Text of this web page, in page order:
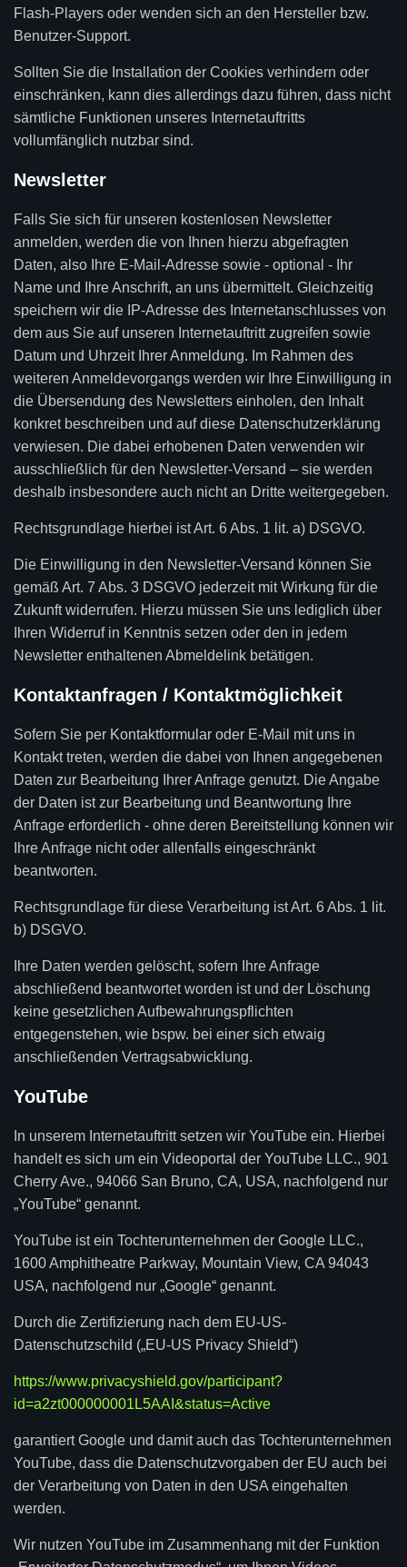
Flash-Players oder wenden sich an den Hersteller bzw.
Benutzer-Support.
Sollten Sie die Installation der Cookies verhindern oder
einschränken, kann dies allerdings dazu führen, dass nicht
sämtliche Funktionen unseres Internetauftritts
vollumfänglich nutzbar sind.
Newsletter
Falls Sie sich für unseren kostenlosen Newsletter
anmelden, werden die von Ihnen hierzu abgefragten
Daten, also Ihre E-Mail-Adresse sowie - optional - Ihr
Name und Ihre Anschrift, an uns übermittelt. Gleichzeitig
speichern wir die IP-Adresse des Internetanschlusses von
dem aus Sie auf unseren Internetauftritt zugreifen sowie
Datum und Uhrzeit Ihrer Anmeldung. Im Rahmen des
weiteren Anmeldevorgangs werden wir Ihre Einwilligung in
die Übersendung des Newsletters einholen, den Inhalt
konkret beschreiben und auf diese Datenschutzerklärung
verwiesen. Die dabei erhobenen Daten verwenden wir
ausschließlich für den Newsletter-Versand – sie werden
deshalb insbesondere auch nicht an Dritte weitergegeben.
Rechtsgrundlage hierbei ist Art. 6 Abs. 1 lit. a) DSGVO.
Die Einwilligung in den Newsletter-Versand können Sie
gemäß Art. 7 Abs. 3 DSGVO jederzeit mit Wirkung für die
Zukunft widerrufen. Hierzu müssen Sie uns lediglich über
Ihren Widerruf in Kenntnis setzen oder den in jedem
Newsletter enthaltenen Abmeldelink betätigen.
Kontaktanfragen / Kontaktmöglichkeit
Sofern Sie per Kontaktformular oder E-Mail mit uns in
Kontakt treten, werden die dabei von Ihnen angegebenen
Daten zur Bearbeitung Ihrer Anfrage genutzt. Die Angabe
der Daten ist zur Bearbeitung und Beantwortung Ihre
Anfrage erforderlich - ohne deren Bereitstellung können wir
Ihre Anfrage nicht oder allenfalls eingeschränkt
beantworten.
Rechtsgrundlage für diese Verarbeitung ist Art. 6 Abs. 1 lit.
b) DSGVO.
Ihre Daten werden gelöscht, sofern Ihre Anfrage
abschließend beantwortet worden ist und der Löschung
keine gesetzlichen Aufbewahrungspflichten
entgegenstehen, wie bspw. bei einer sich etwaig
anschließenden Vertragsabwicklung.
YouTube
In unserem Internetauftritt setzen wir YouTube ein. Hierbei
handelt es sich um ein Videoportal der YouTube LLC., 901
Cherry Ave., 94066 San Bruno, CA, USA, nachfolgend nur
„YouTube“ genannt.
YouTube ist ein Tochterunternehmen der Google LLC.,
1600 Amphitheatre Parkway, Mountain View, CA 94043
USA, nachfolgend nur „Google“ genannt.
Durch die Zertifizierung nach dem EU-US-
Datenschutzschild („EU-US Privacy Shield“)
https://www.privacyshield.gov/participant?
id=a2zt000000001L5AAI&status=Active
garantiert Google und damit auch das Tochterunternehmen
YouTube, dass die Datenschutzvorgaben der EU auch bei
der Verarbeitung von Daten in den USA eingehalten
werden.
Wir nutzen YouTube im Zusammenhang mit der Funktion